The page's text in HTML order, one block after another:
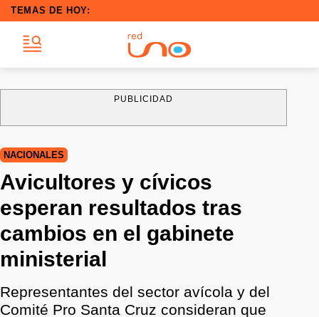
TEMAS DE HOY:
PUBLICIDAD
NACIONALES
Avicultores y cívicos
esperan resultados tras
cambios en el gabinete
ministerial
Representantes del sector avícola y del
Comité Pro Santa Cruz consideran que